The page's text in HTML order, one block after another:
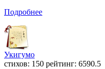
Подробнее
Укигумо
cтихов: 150 рейтинг: 6590.5